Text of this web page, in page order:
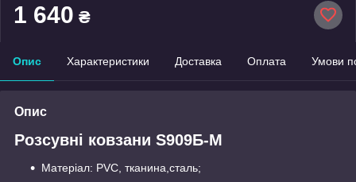
1 640 ₴
Опис Характеристики Доставка Оплата Умови
Опис
Розсувні ковзани S909Б-М
Матеріал: PVC, тканина,сталь;